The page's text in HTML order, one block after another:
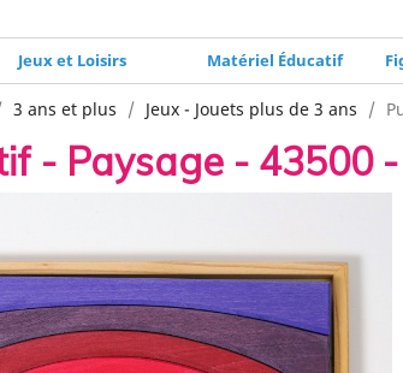
Jeux et Loisirs Matériel Éducatif
3 ans et plus Jeux - Jouets plus de 3 ans
- Paysage - 43500